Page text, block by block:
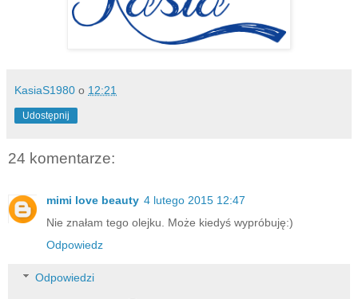
KasiaS1980 o 12:21
Udostępnij
24 komentarze:
mimi love beauty 4 lutego 2015 12:47
Nie znałam tego olejku. Może kiedyś wypróbuję:)
Odpowiedz
Odpowiedzi